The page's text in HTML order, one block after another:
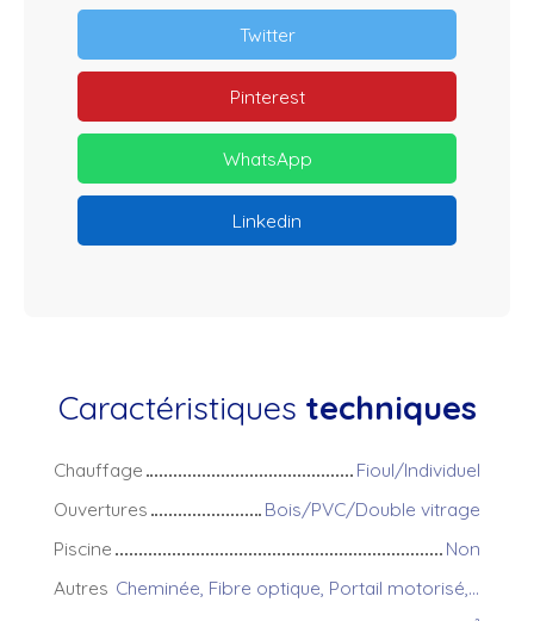
Twitter
Pinterest
WhatsApp
Linkedin
Caractéristiques techniques
Chauffage
Fioul/Individuel
Ouvertures
Bois/PVC/Double vitrage
Piscine
Non
Autres
Cheminée, Fibre optique, Portail motorisé, Système d'alarme